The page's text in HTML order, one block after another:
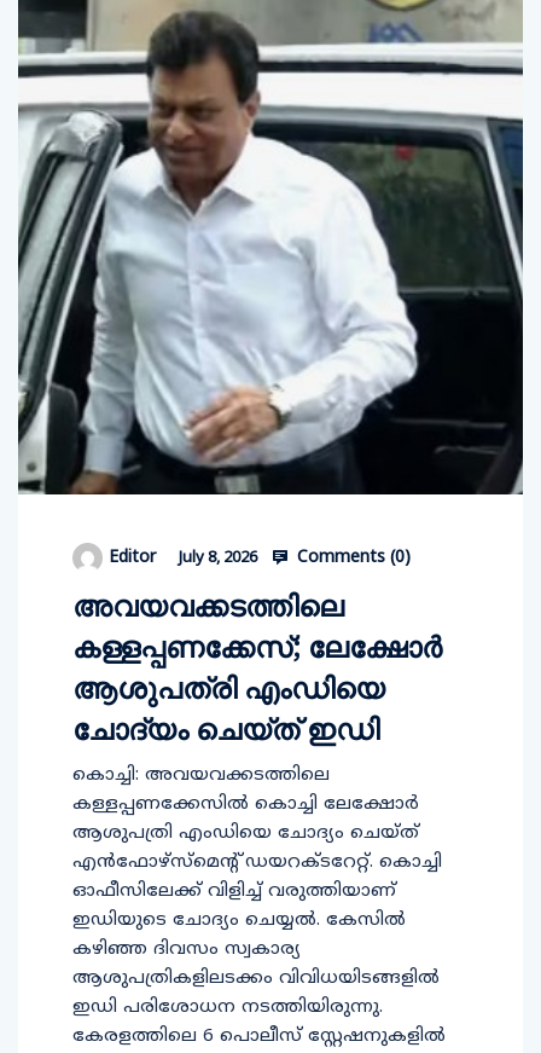
Editor July 8, 2026 Comments (0)
അവയവക്കടത്തിലെ
കള്ളപ്പണക്കേസ്; ലേക്ഷോര്‍
ആശുപത്രി എംഡിയെ
ചോദ്യം ചെയ്ത് ഇഡി
കൊച്ചി: അവയവക്കടത്തിലെ
കള്ളപ്പണക്കേസില്‍ കൊച്ചി ലേക്ഷോര്‍
ആശുപത്രി എംഡിയെ ചോദ്യം ചെയ്ത്
എന്‍ഫോഴ്‌സ്‌മെന്റ് ഡയറക്ടറേറ്റ്. കൊച്ചി
ഓഫീസിലേക്ക് വിളിച്ച് വരുത്തിയാണ്
ഇഡിയുടെ ചോദ്യം ചെയ്യല്‍. കേസില്‍
കഴിഞ്ഞ ദിവസം സ്വകാര്യ
ആശുപത്രികളിലടക്കം വിവിധയിടങ്ങളില്‍
ഇഡി പരിശോധന നടത്തിയിരുന്നു.
കേരളത്തിലെ 6 പൊലീസ് സ്റ്റേഷനുകളില്‍